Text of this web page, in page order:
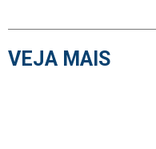
VEJA MAIS